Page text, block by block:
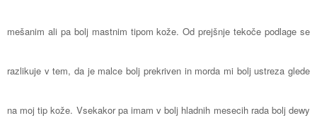
mešanim ali pa bolj mastnim tipom kože. Od prejšnje tekoče podlage se
razlikuje v tem, da je malce bolj prekriven in morda mi bolj ustreza glede
na moj tip kože. Vsekakor pa imam v bolj hladnih mesecih rada bolj dewy